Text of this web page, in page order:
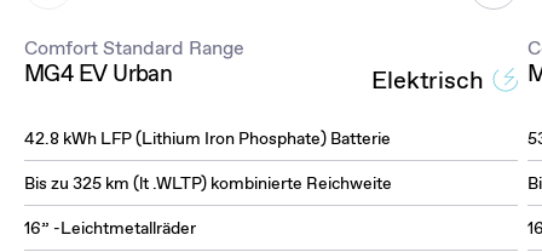
Comfort Standard Range
MG4 EV Urban Elektrisch
42.8 kWh LFP (Lithium Iron Phosphate) Batterie
Bis zu 325 km (lt .WLTP) kombinierte Reichweite
16” -Leichtmetallräder